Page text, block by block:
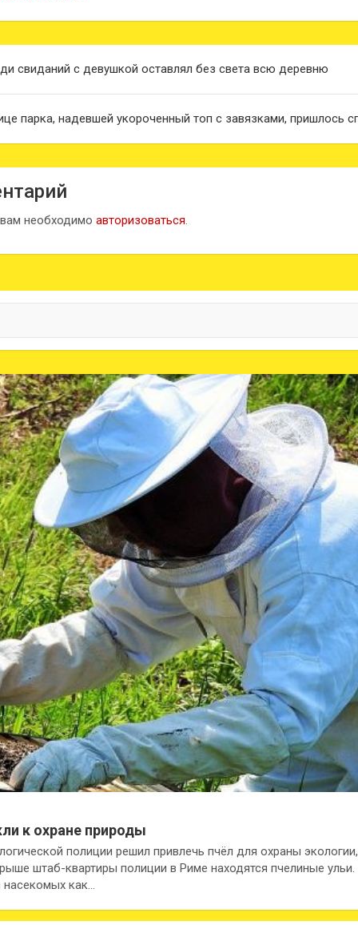
свиданий с девушкой оставлял без света всю деревню
парка, надевшей укороченный топ с завязками, пришлось
необходимо авторизоваться.
к охране природы
полиции решил привлечь пчёл для охраны
штаб-квартиры полиции в Риме находятся пчелиные ульи.
как…